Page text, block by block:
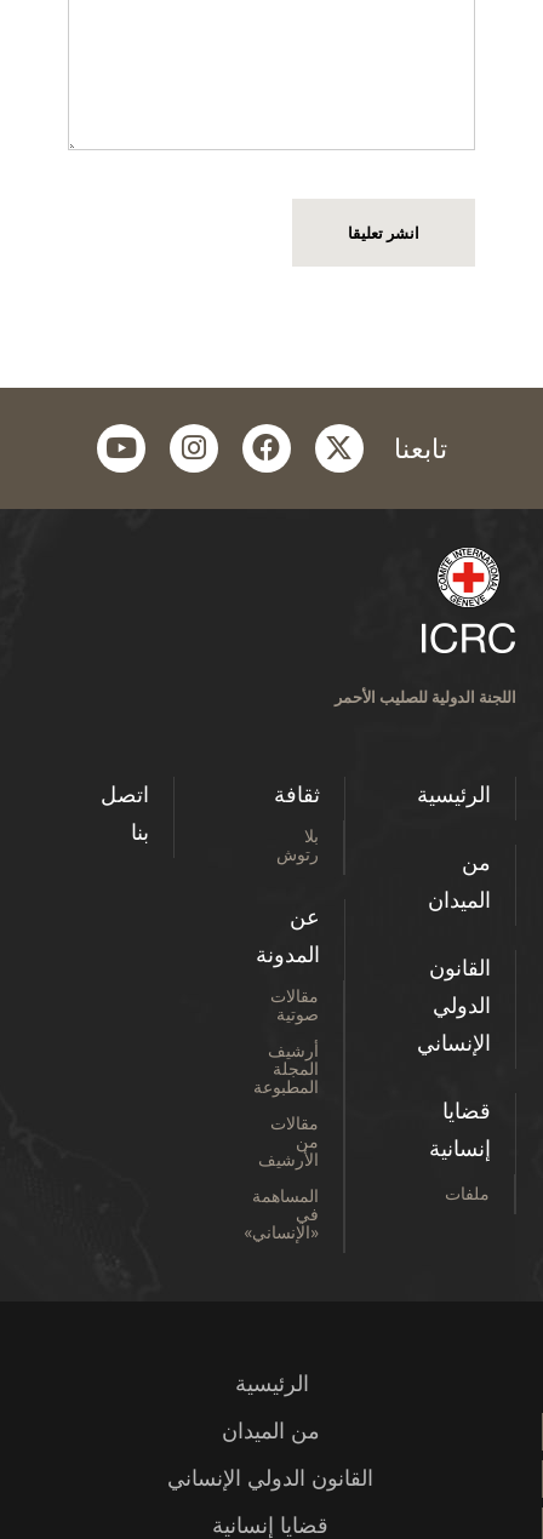
تابعنا twitter
facebook
instagram
youtube
اللجنة الدولية للصليب الأحمر
الرئيسية
من
الميدان
القانون
الدولي
الإنساني
قضايا
إنسانية
ملفات
ثقافة
بلا
رتوش
عن
المدونة
مقالات
صوتية
أرشيف
المجلة
المطبوعة
مقالات
من
الأرشيف
المساهمة
في
«الإنساني»
اتصل
بنا
الرئيسية
من الميدان
القانون الدولي الإنساني
قضايا إنسانية